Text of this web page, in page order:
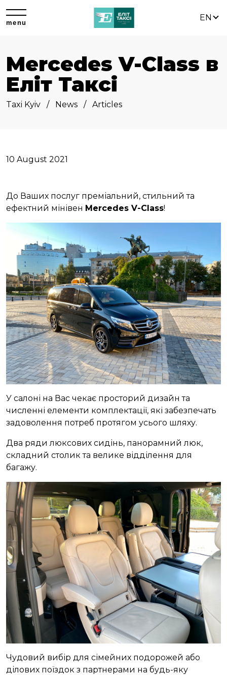
menu
EN
Mercedes V-Class в
Еліт Таксі
Taxi Kyiv News Articles
10 August 2021
До Ваших послуг преміальний, стильний та
ефектний мінівен Mercedes V-Class!
У салоні на Вас чекає просторий дизайн та
численні елементи комплектації, які забезпечать
задоволення потреб протягом усього шляху.
Два ряди люксових сидінь, панорамний люк,
складний столик та велике відділення для
багажу.
Чудовий вибір для сімейних подорожей або
ділових поїздок з партнерами на будь-яку